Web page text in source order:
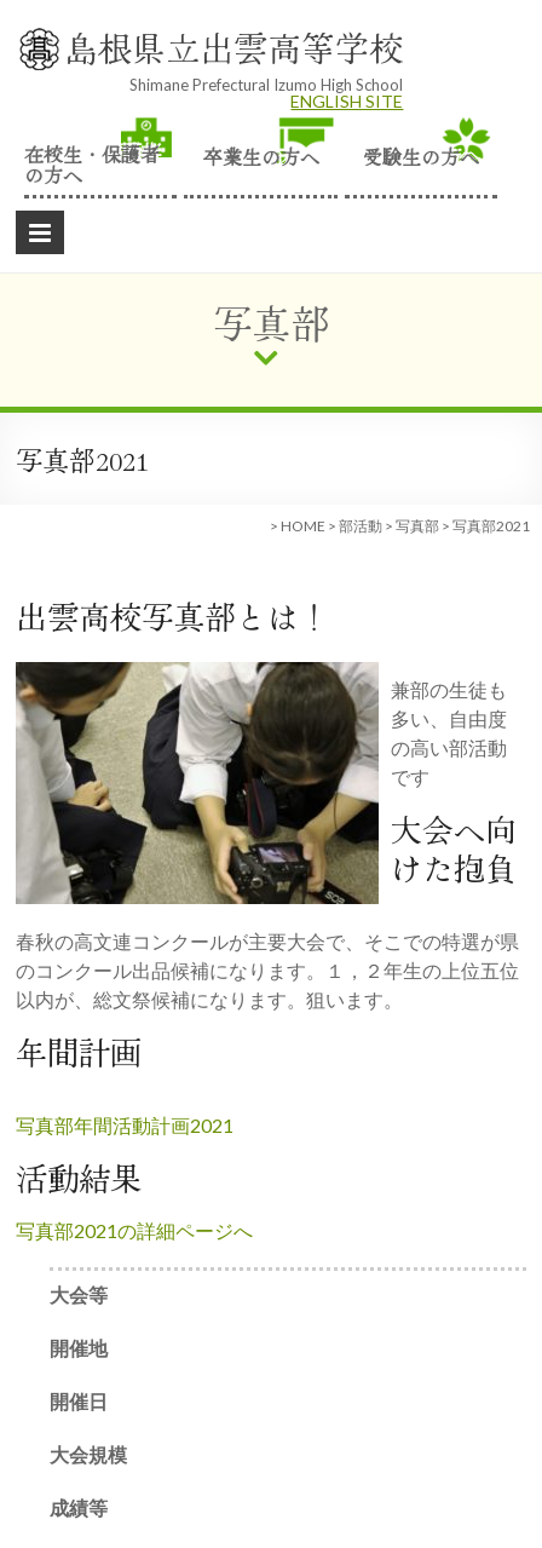
content 島根県立出雲高等学校
Shimane Prefectural Izumo High School
ENGLISH SITE
在校生・保護者
の方へ
卒業生の方へ 受験生の方へ
写真部
写真部2021
> HOME > 部活動 > 写真部 > 写真部2021
出雲高校写真部とは！
兼部の生徒も
多い、自由度
の高い部活動
です
大会へ向
けた抱負
春秋の高文連コンクールが主要大会で、そこでの特選が県
のコンクール出品候補になります。１，２年生の上位五位
以内が、総文祭候補になります。狙います。
年間計画
写真部年間活動計画2021
活動結果
写真部2021の詳細ページへ
大会等
開催地
開催日
大会規模
成績等